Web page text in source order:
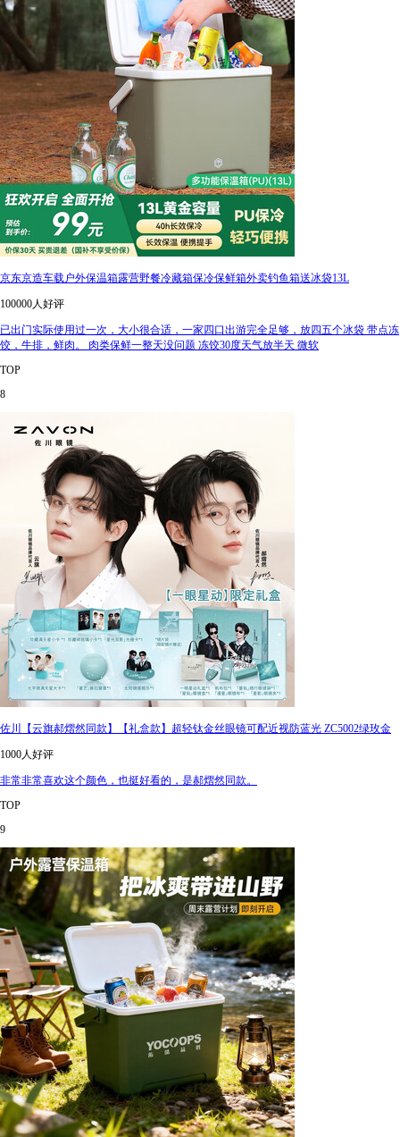
京东京造车载户外保温箱露营野餐冷藏箱保冷保鲜箱外卖钓鱼箱送冰袋13L
100000人好评
已出门实际使用过一次，大小很合适，一家四口出游完全足够，放四五个冰袋 带点冻
饺，牛排，鲜肉。 肉类保鲜一整天没问题 冻饺30度天气放半天 微软
TOP
8
佐川【云旗郝熠然同款】【礼盒款】超轻钛金丝眼镜可配近视防蓝光 ZC5002绿玫金
1000人好评
非常非常喜欢这个颜色，也挺好看的，是郝熠然同款。
TOP
9